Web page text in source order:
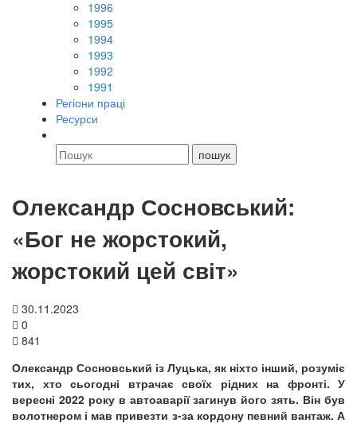
1996
1995
1994
1993
1992
1991
Регіони праці
Ресурси
Олександр Сосновський:
«Бог не жорстокий,
жорстокий цей світ»
30.11.2023
0
841
Олександр Сосновський із Луцька, як ніхто інший, розуміє
тих, хто сьогодні втрачає своїх рідних на фронті. У
вересні 2022 року в автоаварії загинув його зять. Він був
волотнером і мав привезти з-за кордону певний вантаж. А